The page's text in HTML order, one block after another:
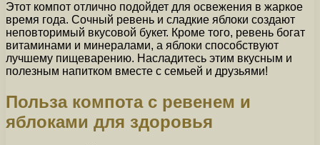
Этот компот отлично подойдет для освежения в жаркое
время года. Сочный ревень и сладкие яблоки создают
неповторимый вкусовой букет. Кроме того, ревень богат
витаминами и минералами, а яблоки способствуют
лучшему пищеварению. Насладитесь этим вкусным и
полезным напитком вместе с семьей и друзьями!
Польза компота с ревенем и
яблоками для здоровья